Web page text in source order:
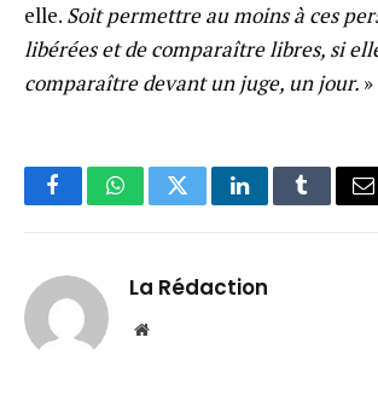
elle. Soit permettre au moins à ces
libérées et de comparaître libres, si
comparaître devant un juge, un jour. »
FacebookWhatsAppTwitterLinkedInTumblr
La Rédaction
Website